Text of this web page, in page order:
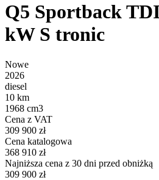
Q5 Sportback
kW S tronic
Nowe
2026
diesel
10 km
1968 cm3
Cena z VAT
309 900 zł
Cena katalogowa
368 910 zł
Najniższa cena z 30 dni przed obniżką
309 900 zł